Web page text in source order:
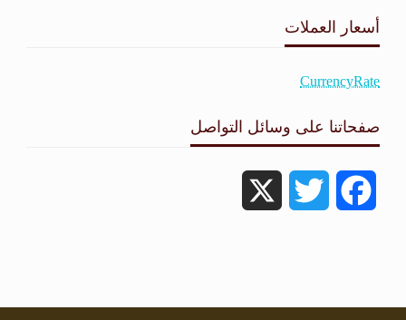
أسعار العملات
CurrencyRate
صفحاتنا على وسائل التواصل
Facebook
Twitter